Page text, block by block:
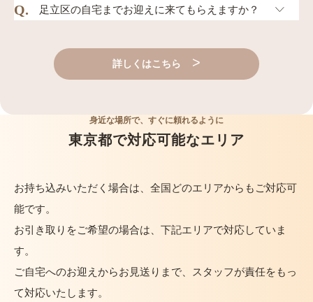
ん。
はい、可能です。ペットメモリアル昭島では当日対応
ご案内できます。まずはお早めにお電話ください
（0120-03-4242）。
Q. 足立区の自宅までお迎えに来てもらえますか？
ます。ペットメモリアル昭島からお迎え・火葬・ご返
詳しくはこちら
身近な場所で、すぐに頼れるように
東京都で対応可能なエリア
お持ち込みいただく場合は、全国どのエリアからもご対応可
能です。
お引き取りをご希望の場合は、下記エリアで対応していま
す。
ご自宅へのお迎えからお見送りまで、スタッフが責任をもっ
て対応いたします。